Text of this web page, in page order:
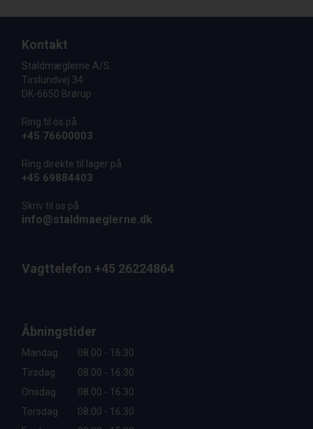
Kontakt
Staldmæglerne A/S
Tirslundvej 34
DK-6650 Brørup
Ring til os på
+45 76600003
Ring direkte til lager på
+45 69884403
Skriv til os på
info@staldmaeglerne.dk
Vagttelefon +45 26224864
Åbningstider
Mandag
08.00 - 16.30
Tirsdag
08.00 - 16.30
Onsdag
08.00 - 16.30
Torsdag
08.00 - 16.30